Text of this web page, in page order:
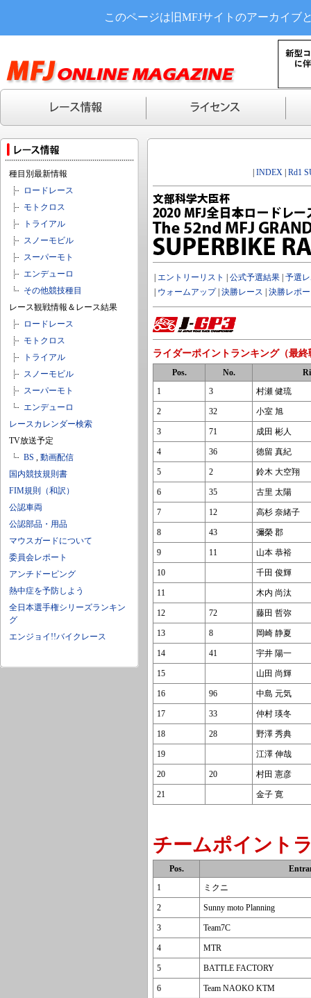
このページは旧MFJサイトのアーカイブ
種目別最新情報
ロードレース
モトクロス
トライアル
スノーモビル
スーパーモト
エンデューロ
その他競技種目
レース観戦情報＆レース結果
ロードレース
モトクロス
トライアル
スノーモビル
スーパーモト
エンデューロ
レースカレンダー検索
TV放送予定
BS , 動画配信
国内競技規則書
FIM規則（和訳）
公認車両
公認部品・用品
マウスガードについて
委員会レポート
アンチドーピング
熱中症を予防しよう
全日本選手権シリーズランキン
グ
エンジョイ!!バイクレース
INDEX Rd1
エントリーリスト 公式予選結果 予選
ウォームアップ| 決勝レース 決勝レポ
ライダーポイントランキング（最
Pos. No.
1
3 村瀬 健琉
2 32 小室 旭
3 71 成田 彬人
4 36 徳留 真紀
5 2 鈴木 大空翔
6 35 古里 太陽
7 12 高杉 奈緒子
8 43 彌榮 郡
9 11 山本 恭裕
10 千田 俊輝
11 木内 尚汰
12 72 藤田 哲弥
13 8 岡崎 静夏
14 41 宇井 陽一
15 山田 尚輝
16 96 中島 元気
17 33 仲村 瑛冬
18 28 野澤 秀典
19 江澤 伸哉
20 20 村田 憲彦
21 金子 寛
チームポイント
Pos.
1
ミクニ
2 Sunny moto Planning
3 Team7C
4 MTR
5 BATTLE FACTORY
6 Team NAOKO KTM